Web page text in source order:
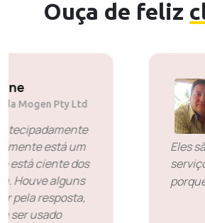
Ouça de feliz
Solly
Fundador e CEO
SiveHost
- SiveHost
passo à frente e
problemas com antecedência.
casos em que tive que esperar
mas isso não é algo que possa